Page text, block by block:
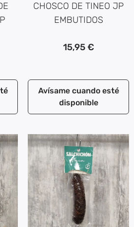
CHOSCO DE TINEO JP
EMBUTIDOS
15,95€
Avísame cuando esté
disponible